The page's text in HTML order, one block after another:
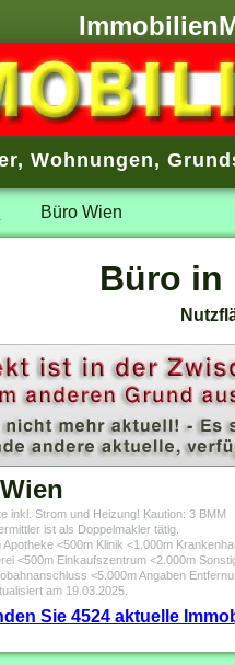
, Wohnungen,
Büro Wien
Büro in
inkl. Strom und Heizung! Kaution: 3
ist als Doppelmakler tätig.
<500m Klinik <1.000m
<500m Einkaufszentrum <2.000m
<5.000m Angaben
am 19.03.2025.
Sie 4524 aktuelle